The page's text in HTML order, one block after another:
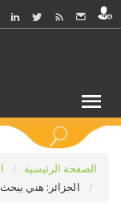
الصفحة الرئيسية
الجزائر: هني يبحث